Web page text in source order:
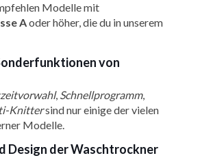
Modelle mit
Aoder höher, die du in unserem
von
, Schnellprogramm,
Knittersind nur einige der vielen
Modelle.
Design der Waschtrockner